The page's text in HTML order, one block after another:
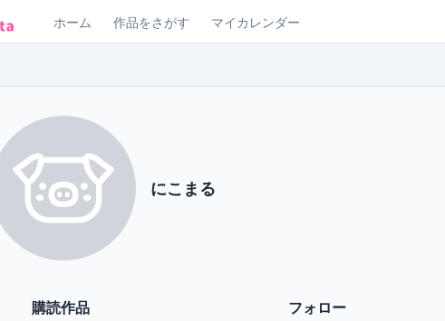
ホーム 作品をさがす マイカレンダー
にこまる
購読作品 フォロー